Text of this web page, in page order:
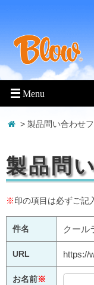
> 製品問い合わせ
製品問
※印の項目は必ずご記
件名 クール
URL https://
お名前※